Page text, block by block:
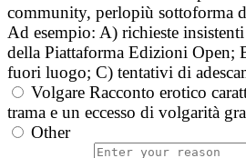
community, perlopiù sottoforma
Ad esempio: A) richieste
della Piattaforma Edizioni Open;
fuori luogo; C) tentativi di
Volgare Racconto erotico
trama e un eccesso di volgarità
Other